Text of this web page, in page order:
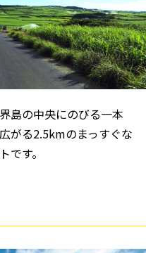
島の中央にのびる一本
がる2.5kmのまっすぐな
です。